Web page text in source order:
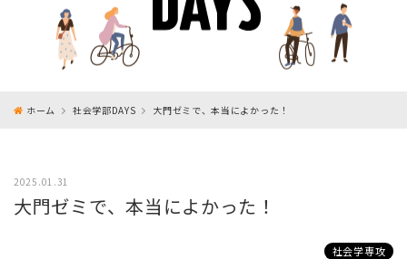
ホーム 社会学部DAYS 大門ゼミで、本当によかった！
2025.01.31
大門ゼミで、本当によかった！
社会学専攻